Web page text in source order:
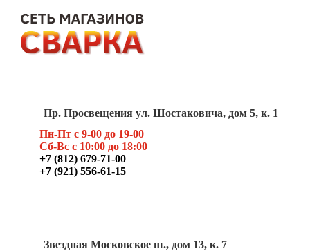
Пр. Просвещения ул. Шостаковича, дом 5, к. 1
Пн-Пт с 9-00 до 19-00
Сб-Вс с 10:00 до 18:00
+7 (812) 679-71-00
+7 (921) 556-61-15
Звездная Московское ш., дом 13, к. 7